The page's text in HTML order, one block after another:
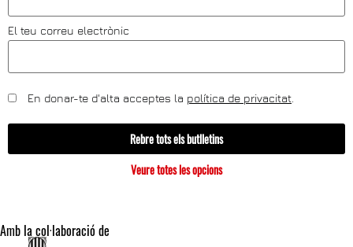
El teu correu electrònic
En donar-te d'alta acceptes la política de privacitat
Rebre tots els butlletins
Veure totes les opcions
Amb la col·laboració de